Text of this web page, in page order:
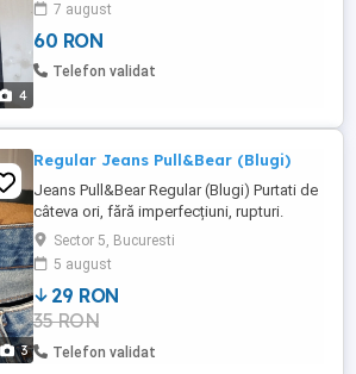
4
7 august
60 RON
Telefon validat
3
Regular Jeans Pull&Bear (Blugi)
Jeans Pull&Bear Regular (Blugi) Purtati de
câteva ori, fără imperfecțiuni, rupturi.
Culoare: Albastru Denim Mărime: 38 Preț:
29 Lei (Negociabil)
Sector 5, Bucuresti
5 august
29 RON
35 RON
Telefon validat